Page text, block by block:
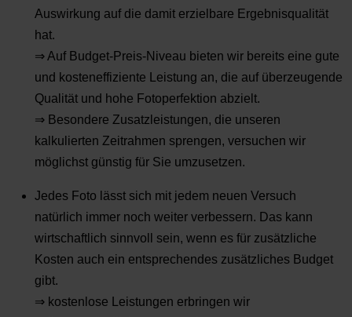
Auswirkung auf die damit erzielbare Ergebnisqualität
hat.
⇒ Auf Budget-Preis-Niveau bieten wir bereits eine gute
und kosteneffiziente Leistung an, die auf überzeugende
Qualität und hohe Fotoperfektion abzielt.
⇒ Besondere Zusatzleistungen, die unseren
kalkulierten Zeitrahmen sprengen, versuchen wir
möglichst günstig für Sie umzusetzen.
Jedes Foto lässt sich mit jedem neuen Versuch
natürlich immer noch weiter verbessern. Das kann
wirtschaftlich sinnvoll sein, wenn es für zusätzliche
Kosten auch ein entsprechendes zusätzliches Budget
gibt.
⇒ kostenlose Leistungen erbringen wir